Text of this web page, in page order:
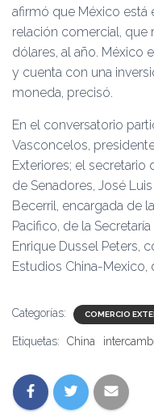
afirmó que México está
relación comercial,
dólares, al año. México
y cuenta con una
moneda, precisó.
En el conversatorio
Vasconcelos,
Exteriores; el secretario
de Senadores, José
Becerril, encargada de
Pacifico, de la
Enrique Dussel Peters,
Estudios China-Mexico,
Categorías: COMERCIO
Etiquetas: China